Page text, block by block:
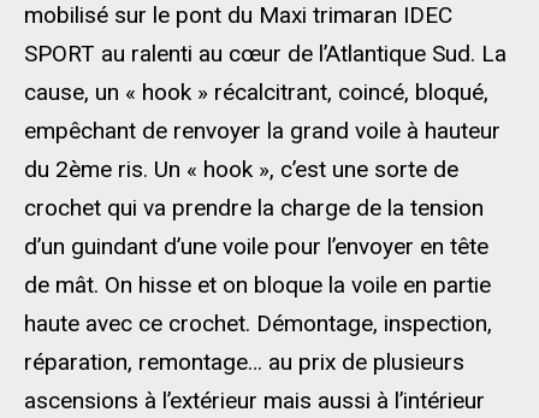
mobilisé sur le pont du Maxi trimaran IDEC
SPORT au ralenti au cœur de l’Atlantique Sud. La
cause, un « hook » récalcitrant, coincé, bloqué,
empêchant de renvoyer la grand voile à hauteur
du 2ème ris. Un « hook », c’est une sorte de
crochet qui va prendre la charge de la tension
d’un guindant d’une voile pour l’envoyer en tête
de mât. On hisse et on bloque la voile en partie
haute avec ce crochet. Démontage, inspection,
réparation, remontage… au prix de plusieurs
ascensions à l’extérieur mais aussi à l’intérieur